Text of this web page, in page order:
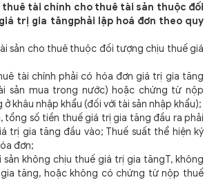
tài chính cho thuê tài sản thuộc đối
trị gia tăngphải lập hoá đơn theo quy
sản cho thuê thuộc đối tượng chịu thuế giá
tài chính phải có hóa đơn giá trị gia tăng
sản mua trong nước) hoặc chứng từ nộp
khâu nhập khẩu (đối với tài sản nhập khẩu);
số tiền thuế giá trị gia tăng đầu ra phải
trị gia tăng đầu vào; Thuế suất thể hiện ký
đơn;
không chịu thuế giá trị gia tăngT, không
tăng, hoặc không có chứng từ nộp thuế